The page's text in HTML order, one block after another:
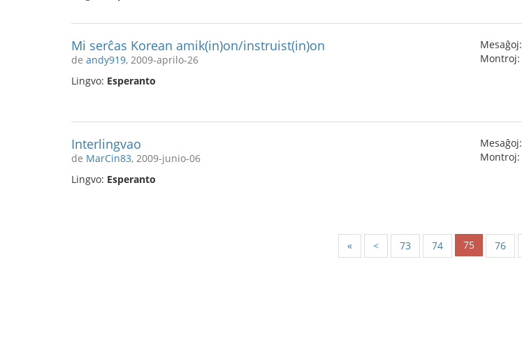
Mi serĉas Korean amik(in)on/instruist(in)on
de andy919, 2009-aprilo-26
Lingvo: Esperanto
Mesaĝoj:
Montroj:
Interlingvao
de MarCin83, 2009-junio-06
Lingvo: Esperanto
Mesaĝoj:
Montroj:
« < 73 74 75 76